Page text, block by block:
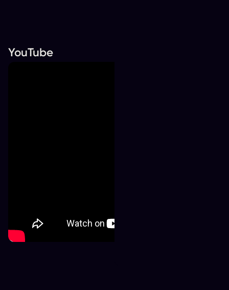
YouTube